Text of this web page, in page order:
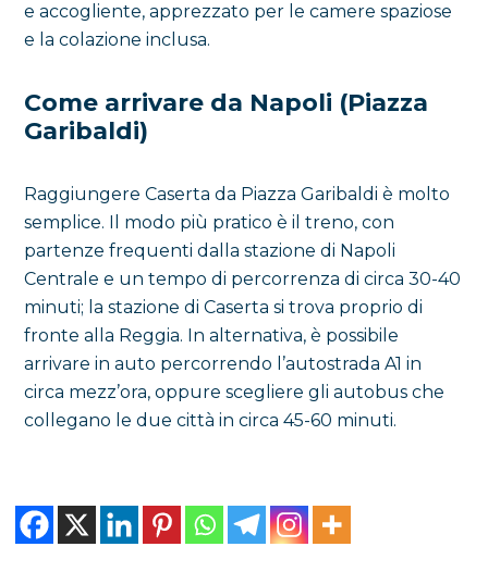
e accogliente, apprezzato per le camere spaziose
e la colazione inclusa.
Come arrivare da Napoli (Piazza
Garibaldi)
Raggiungere Caserta da Piazza Garibaldi è molto
semplice. Il modo più pratico è il treno, con
partenze frequenti dalla stazione di Napoli
Centrale e un tempo di percorrenza di circa 30-40
minuti; la stazione di Caserta si trova proprio di
fronte alla Reggia. In alternativa, è possibile
arrivare in auto percorrendo l’autostrada A1 in
circa mezz’ora, oppure scegliere gli autobus che
collegano le due città in circa 45-60 minuti.